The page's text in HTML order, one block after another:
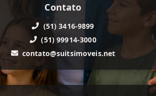
Contato
(51) 3416-9899
(51) 99914-3000
contato@suitsimoveis.net